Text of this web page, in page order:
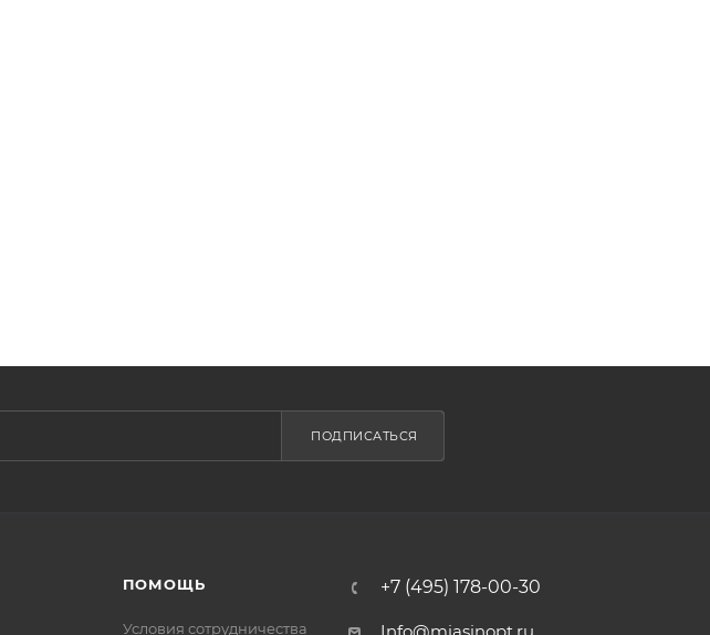
ПОДПИСАТЬСЯ
ПОМОЩЬ
Условия сотрудничества
+7 (495) 178-00-30